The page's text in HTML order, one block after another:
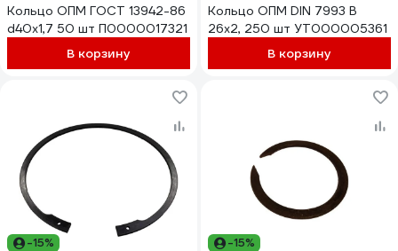
Кольцо ОПМ ГОСТ 13942-86
d40x1,7 50 шт П0000017321
В корзину
Кольцо ОПМ DIN 7993 B
26x2, 250 шт УТ000005361
В корзину
-15% -15%